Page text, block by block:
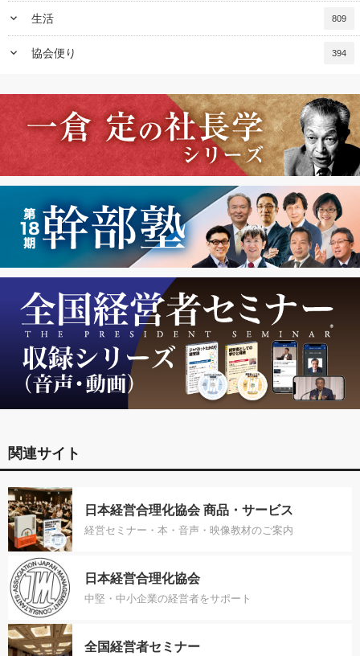
keyboard_arrow_down 生活 809
keyboard_arrow_down 協会便り 394
関連サイト
日本経営合理化協会 商品・サービス
経営セミナー・本・音声・映像教材のご案内
日本経営合理化協会
中堅・中小企業の経営者をサポート
全国経営者セミナー